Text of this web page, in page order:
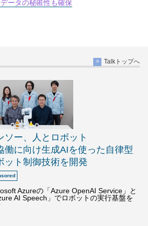
ータの秘匿性も確保
ソー、人とロボット
働に向け生成AIを使った自律型
ット制御技術を開発
Azureの「Azure OpenAI Service」と
AI Speech」でロボットの実行基盤を
Talkトップへ